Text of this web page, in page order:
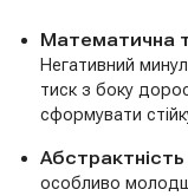
Математична
Негативний
тиск з боку
сформувати
особливо